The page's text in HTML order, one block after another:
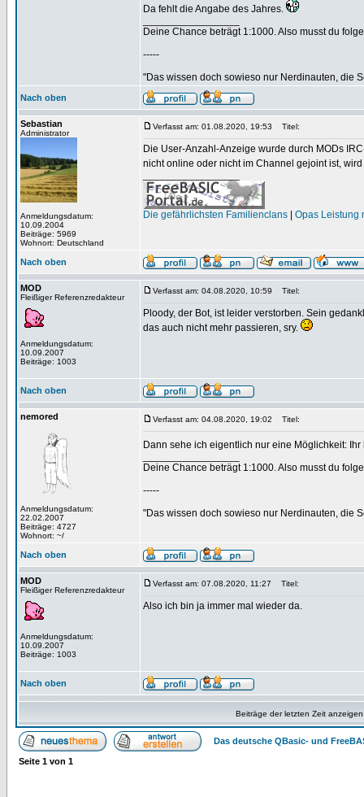
Da fehlt die Angabe des Jahres.
Deine Chance beträgt 1:1000. Also musst du
-----
"Das wissen doch sowieso nur Nerdinauten, die
Nach oben
Sebastian
Administrator
Anmeldungsdatum:
10.09.2004
Beiträge: 5969
Wohnort: Deutschland
Verfasst am: 01.08.2020, 19:53 Titel:
Die User-Anzahl-Anzeige wurde durch MODs
nicht online oder nicht im Channel gejoint ist,
Die gefährlichsten Familienclans Opas Leistung
Nach oben
MOD
Fleißiger Referenzredakteur
Anmeldungsdatum:
10.09.2007
Beiträge: 1003
Verfasst am: 04.08.2020, 10:59 Titel:
Ploody, der Bot, ist leider verstorben. Sein
das auch nicht mehr passieren, sry.
Nach oben
nemored
Anmeldungsdatum:
22.02.2007
Beiträge: 4727
Wohnort: ~/
Verfasst am: 04.08.2020, 19:02 Titel:
Dann sehe ich eigentlich nur eine Möglichkeit:
Deine Chance beträgt 1:1000. Also musst du
-----
"Das wissen doch sowieso nur Nerdinauten, die
Nach oben
MOD
Fleißiger Referenzredakteur
Anmeldungsdatum:
10.09.2007
Beiträge: 1003
Verfasst am: 07.08.2020, 11:27 Titel:
Also ich bin ja immer mal wieder da.
Nach oben
Beiträge der letzten Zeit
Das deutsche QBasic- und
Seite 1 von 1